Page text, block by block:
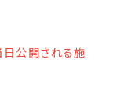
公開される施